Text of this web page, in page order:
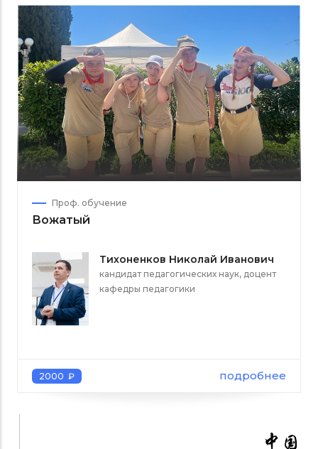
Проф. обучение
Вожатый
Тихоненков Николай Иванович
кандидат педагогических наук, доцент
кафедры педагогики
2000 ₽ подробнее